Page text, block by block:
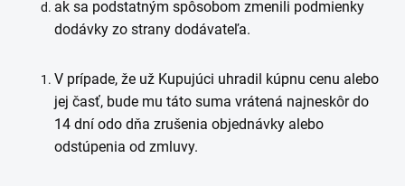
ak sa podstatným spôsobom zmenili podmienky
dodávky zo strany dodávateľa.
V prípade, že už Kupujúci uhradil kúpnu cenu alebo
jej časť, bude mu táto suma vrátená najneskôr do
14 dní odo dňa zrušenia objednávky alebo
odstúpenia od zmluvy.